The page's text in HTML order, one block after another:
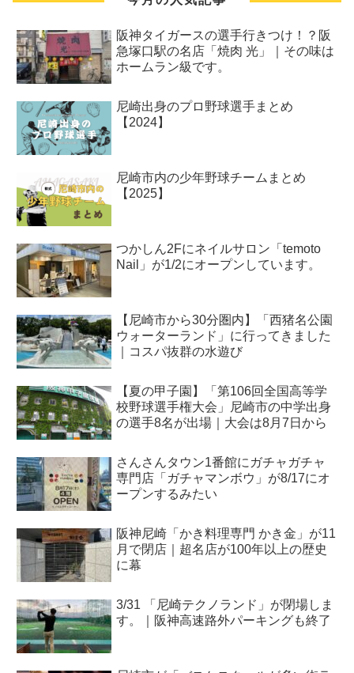
阪神タイガースの選手行きつけ！？阪
急塚口駅の名店「焼肉 光」｜その味は
ホームラン級です。
尼崎出身のプロ野球選手まとめ
【2024】
尼崎市内の少年野球チームまとめ
【2025】
つかしん2Fにネイルサロン「temoto
Nail」が1/2にオープンしています。
【尼崎市から30分圏内】「西猪名公園
ウォーターランド」に行ってきました
｜コスパ抜群の水遊び
【夏の甲子園】「第106回全国高等学
校野球選手権大会」尼崎市の中学出身
の選手8名が出場｜大会は8月7日から
さんさんタウン1番館にガチャガチャ
専門店「ガチャマンボウ」が8/17にオ
ープンするみたい
阪神尼崎「かき料理専門 かき金」が11
月で閉店｜超名店が100年以上の歴史
に幕
3/31 「尼崎テクノランド」が閉場しま
す。｜阪神高速路外パーキングも終了